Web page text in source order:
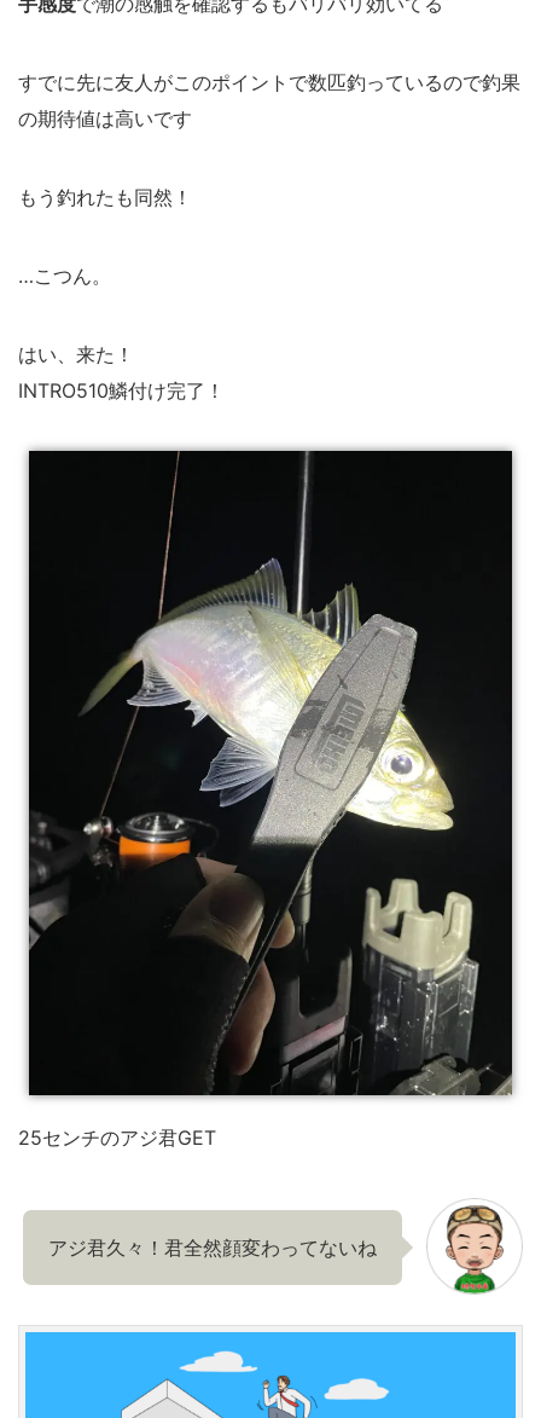
すでに先に友人がこのポイントで数匹釣っているので釣果
の期待値は高いです
もう釣れたも同然！
…こつん。
はい、来た！
INTRO510鱗付け完了！
25センチのアジ君GET
アジ君久々！君全然顔変わってないね